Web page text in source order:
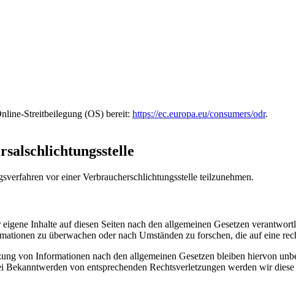
Streitbeilegung (OS) bereit: https://ec.europa.eu/consumers/odr.
vor einer Verbraucherschlichtungsstelle teilzunehmen.
Inhalte auf diesen Seiten nach den allgemeinen Gesetzen
zu überwachen oder nach Umständen zu forschen, die auf eine
von Informationen nach den allgemeinen Gesetzen bleiben hiervon
von entsprechenden Rechtsverletzungen werden wir